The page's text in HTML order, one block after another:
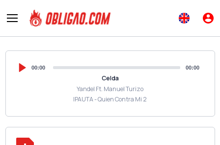
00:00 00:00
Celda
Yandel Ft. Manuel Turizo
IPAUTA - Quien Contra Mi 2